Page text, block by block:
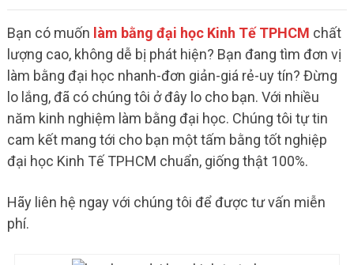
Bạn có muốn làm bằng đại học Kinh Tế TPHCM chất
lượng cao, không dễ bị phát hiện? Bạn đang tìm đơn vị
làm bằng đại học nhanh-đơn giản-giá rẻ-uy tín? Đừng
lo lắng, đã có chúng tôi ở đây lo cho bạn. Với nhiều
năm kinh nghiệm làm bằng đại học. Chúng tôi tự tin
cam kết mang tới cho bạn một tấm bằng tốt nghiệp
đại học Kinh Tế TPHCM chuẩn, giống thật 100%.
Hãy liên hệ ngay với chúng tôi để được tư vấn miễn
phí.